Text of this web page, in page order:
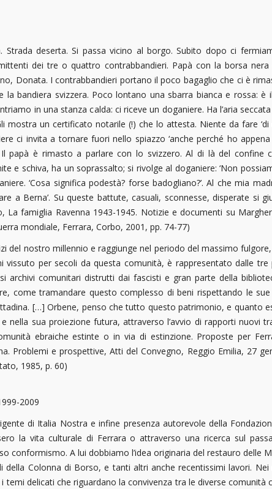
deserta. Si passa vicino al borgo. Subito dopo ci
dei tre o quattro contrabbandieri. Papà con la borsa
Donata. I contrabbandieri portano il poco bagaglio che ci è
bandiera svizzera. Poco lontano una sbarra bianca e rossa: è
in una stanza calda: ci riceve un doganiere. Ha l’aria
mostra un certificato notarile (!) che lo attesta. Niente da fare
ci invita a tornare fuori nello spiazzo ‘anche perché ho
papà è rimasto a parlare con lo svizzero. Al di là del confine
e schiva, ha un soprassalto; si rivolge al doganiere: ‘Non
‘Cosa significa podestà? forse badogliano?’. Al che mia
a Berna’. Su queste battute, casuali, sconnesse, disperate si
La famiglia Ravenna 1943-1945. Notizie e documenti su
mondiale, Ferrara, Corbo, 2001, pp. 74-77)
del nostro millennio e raggiunge nel periodo del massimo
per secoli da questa comunità, è rappresentato dalle tre
archivi comunitari distrutti dai fascisti e gran parte della
come tramandare questo complesso di beni rispettando le
[…] Orbene, penso che tutto questo patrimonio, e quanto
sua proiezione futura, attraverso l’avvio di rapporti nuovi
ebraiche estinte o in via di estinzione. Proposte per
Problemi e prospettive, Atti del Convegno, Reggio Emilia, 27
1985, p. 60)
2009
di Italia Nostra e infine presenza autorevole della
la vita culturale di Ferrara o attraverso una ricerca sul
conformismo. A lui dobbiamo l’idea originaria del restauro delle
Colonna di Borso, e tanti altri anche recentissimi lavori.
delicati che riguardano la convivenza tra le diverse comunità